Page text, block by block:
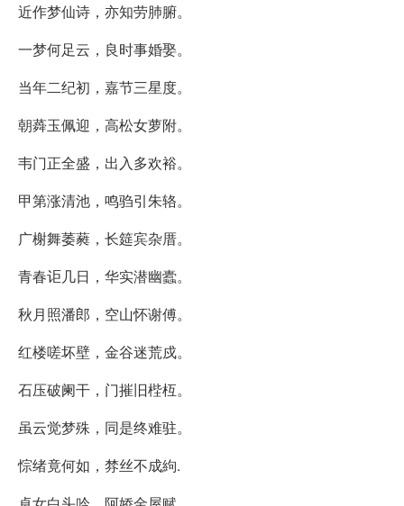
近作梦仙诗，亦知劳肺腑。
一梦何足云，良时事婚娶。
当年二纪初，嘉节三星度。
朝蕣玉佩迎，高松女萝附。
韦门正全盛，出入多欢裕。
甲第涨清池，鸣驺引朱辂。
广榭舞萎蕤，长筵宾杂厝。
青春讵几日，华实潜幽蠹。
秋月照潘郎，空山怀谢傅。
红楼嗟坏壁，金谷迷荒戍。
石压破阑干，门摧旧梐枑。
虽云觉梦殊，同是终难驻。
悰绪竟何如，棼丝不成絇.